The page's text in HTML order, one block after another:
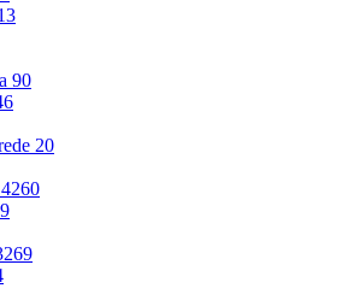
90
20
4260